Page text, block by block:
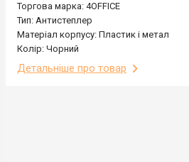
Торгова марка: 4OFFICE
Тип: Антистеплер
Матеріал корпусу: Пластик і метал
Колір: Чорний
Детальніше про товар